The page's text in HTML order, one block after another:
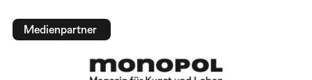
Medienpartner